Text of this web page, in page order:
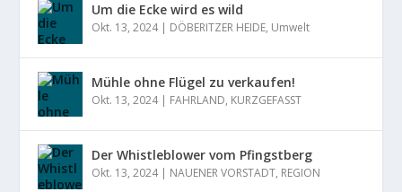
Um die Ecke wird es wild
Okt. 13, 2024| DÖBERITZER HEIDE, Umwelt
Mühle ohne Flügel zu verkaufen!
Okt. 13, 2024| FAHRLAND, KURZGEFASST
Der Whistleblower vom Pfingstberg
Okt. 13, 2024| NAUENER VORSTADT, REGION